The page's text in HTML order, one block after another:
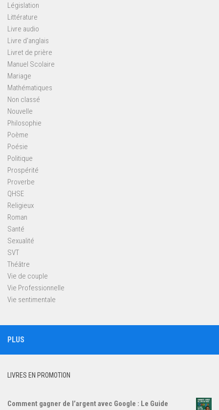
Législation
Littérature
Livre audio
Livre d'anglais
Livret de prière
Manuel Scolaire
Mariage
Mathématiques
Non classé
Nouvelle
Philosophie
Poème
Poésie
Politique
Prospérité
Proverbe
QHSE
Religieux
Roman
Santé
Sexualité
SVT
Théâtre
Vie de couple
Vie Professionnelle
Vie sentimentale
PLUS
LIVRES EN PROMOTION
Comment gagner de l’argent avec Google : Le Guide